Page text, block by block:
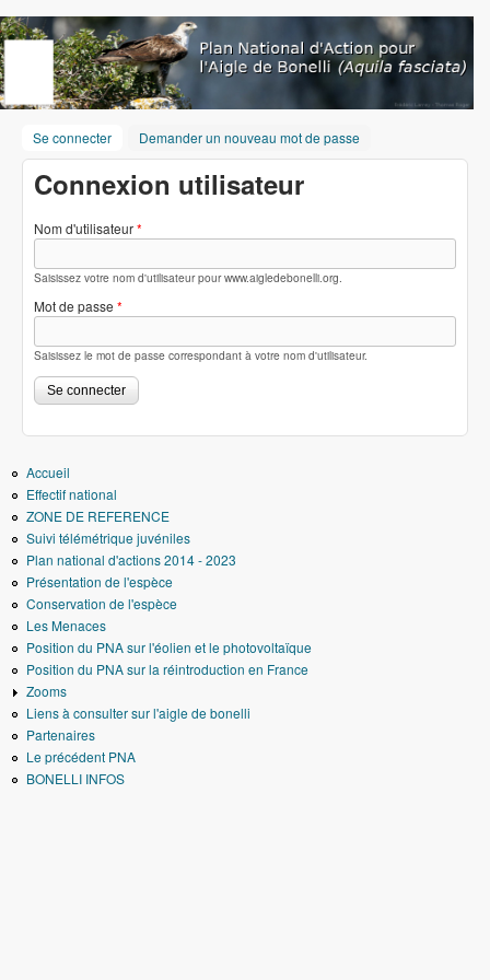
Aller au contenu principal
www.aigledebonelli.org
Se connecter (onglet actif)
Demander un nouveau mot de passe
Connexion utilisateur
Nom d'utilisateur*
Saisissez votre nom d'utilisateur pour www.aigledebonelli.org.
Mot de passe *
Saisissez le mot de passe correspondant à votre nom d'utilisateur.
Accueil
Effectif national
ZONE DE REFERENCE
Suivi télémétrique juvéniles
Plan national d'actions 2014 - 2023
Présentation de l'espèce
Conservation de l'espèce
Les Menaces
Position du PNA sur l'éolien et le photovoltaïque
Position du PNA sur la réintroduction en France
Zooms
Liens à consulter sur l'aigle de bonelli
Partenaires
Le précédent PNA
BONELLI INFOS